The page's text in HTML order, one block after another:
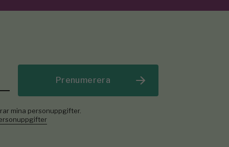
Prenumerera
mina personuppgifter.